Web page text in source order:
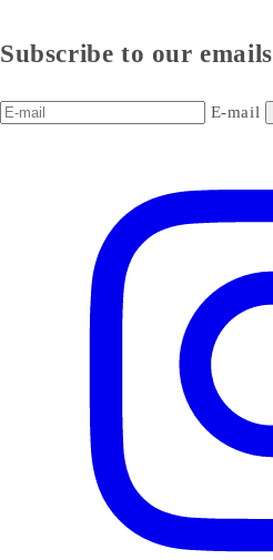
Subscribe to our emails
E-mail